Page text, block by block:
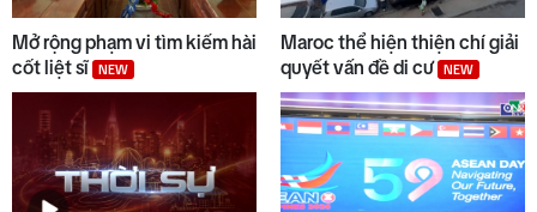
Mở rộng phạm vi tìm kiếm hài
cốt liệt sĩ
NEW
Maroc thể hiện thiện chí giải
quyết vấn đề di cư
NEW